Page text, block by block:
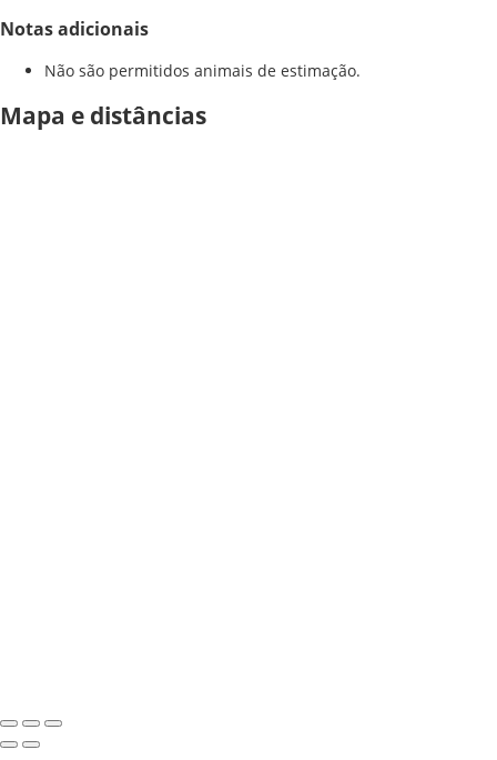
Notas adicionais
Não são permitidos animais de estimação.
Mapa e distâncias